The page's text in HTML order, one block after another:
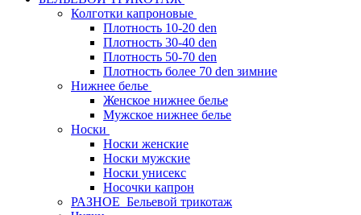
Колготки капроновые
Плотность 10-20 den
Плотность 30-40 den
Плотность 50-70 den
Плотность более 70 den зимние
Нижнее белье
Женское нижнее белье
Мужское нижнее белье
Носки
Носки женские
Носки мужские
Носки унисекс
Носочки капрон
РАЗНОЕ_Бельевой трикотаж